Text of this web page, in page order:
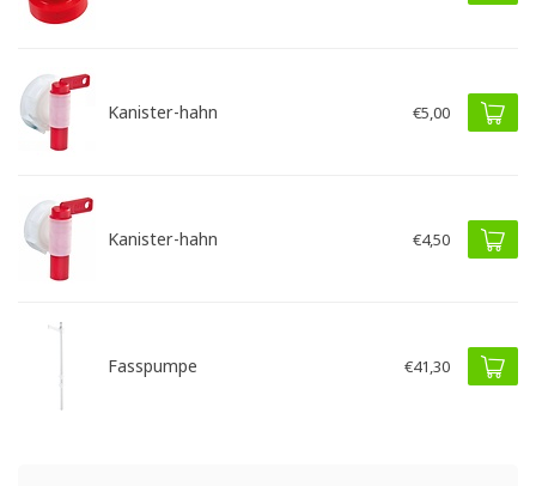
Kanister-hahn €5,00
Kanister-hahn €4,50
Fasspumpe €41,30